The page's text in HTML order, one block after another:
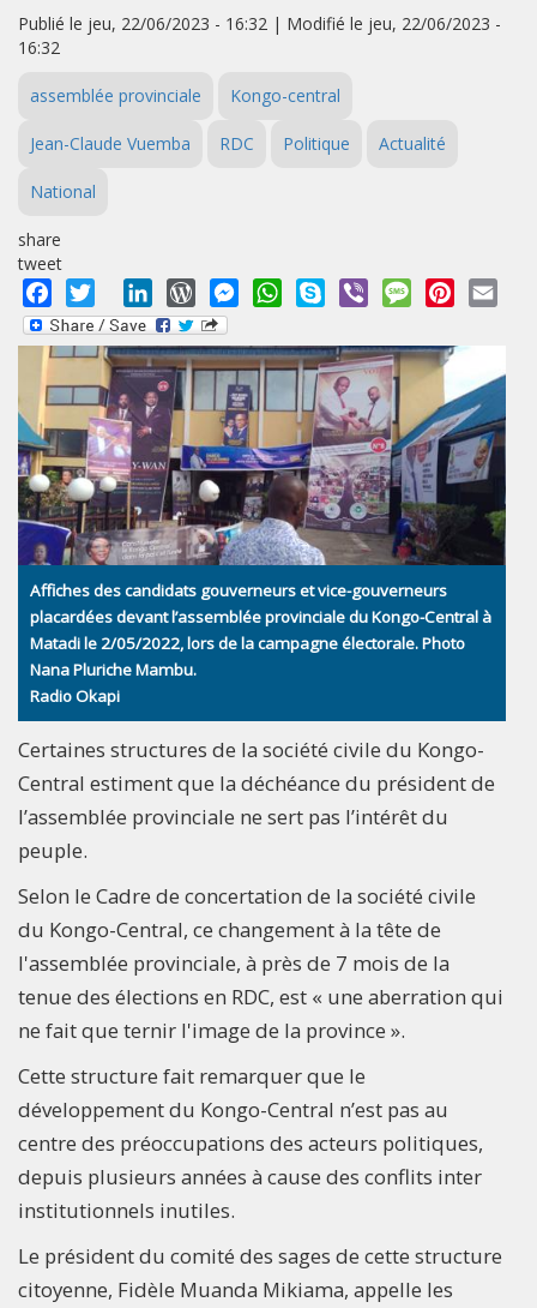
Publié le jeu, 22/06/2023 - 16:32 | Modifié le jeu, 22/06/2023 -
16:32
assemblée provinciale Kongo-central
Jean-Claude Vuemba RDC Politique Actualité
National
share
tweet
Facebook
Twitter LinkedInWordPressMessengerWhatsApp
Skype Viber MessagePinterest
Affiches des candidats gouverneurs et vice-gouverneurs
placardées devant l’assemblée provinciale du Kongo-Central à
Matadi le 2/05/2022, lors de la campagne électorale. Photo
Nana Pluriche Mambu.
Radio Okapi
Certaines structures de la société civile du Kongo-
Central estiment que la déchéance du président de
l’assemblée provinciale ne sert pas l’intérêt du
peuple.
Selon le Cadre de concertation de la société civile
du Kongo-Central, ce changement à la tête de
l'assemblée provinciale, à près de 7 mois de la
tenue des élections en RDC, est « une aberration qui
ne fait que ternir l'image de la province ».
Cette structure fait remarquer que le
développement du Kongo-Central n’est pas au
centre des préoccupations des acteurs politiques,
depuis plusieurs années à cause des conflits inter
institutionnels inutiles.
Le président du comité des sages de cette structure
citoyenne, Fidèle Muanda Mikiama, appelle les